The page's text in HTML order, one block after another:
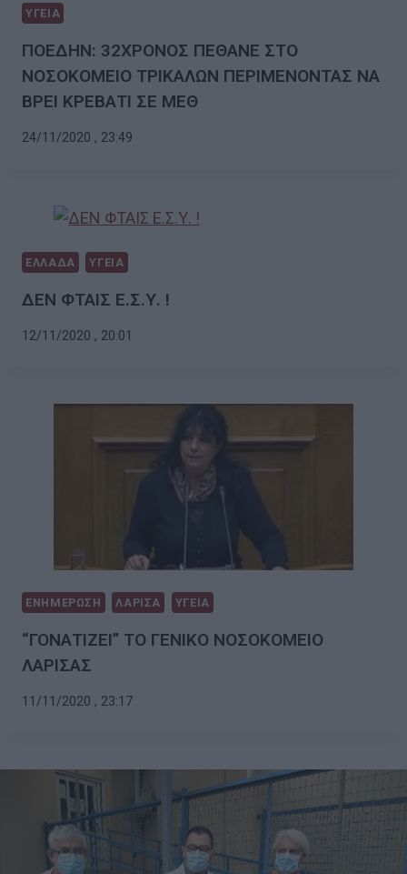
ΥΓΕΙΑ
ΠΟΕΔΗΝ: 32ΧΡΟΝΟΣ ΠΕΘΑΝΕ ΣΤΟ
ΝΟΣΟΚΟΜΕΙΟ ΤΡΙΚΑΛΩΝ ΠΕΡΙΜΕΝΟΝΤΑΣ ΝΑ
ΒΡΕΙ ΚΡΕΒΑΤΙ ΣΕ ΜΕΘ
24/11/2020 , 23:49
ΕΛΛΑΔΑ ΥΓΕΙΑ
ΔΕΝ ΦΤΑΙΣ Ε.Σ.Υ. !
12/11/2020 , 20:01
ΕΝΗΜΕΡΩΣΗ ΛΑΡΙΣΑ ΥΓΕΙΑ
“ΓΟΝΑΤΙΖΕΙ” ΤΟ ΓΕΝΙΚΟ ΝΟΣΟΚΟΜΕΙΟ
ΛΑΡΙΣΑΣ
11/11/2020 , 23:17